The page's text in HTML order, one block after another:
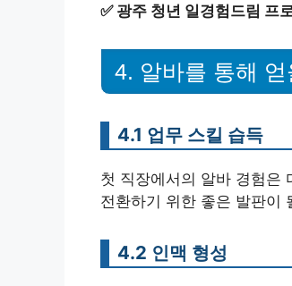
✅ 광주 청년 일경험드림 프
4. 알바를 통해
4.1 업무 스킬 습득
첫 직장에서의 알바 경험은
전환하기 위한 좋은 발판이
4.2 인맥 형성